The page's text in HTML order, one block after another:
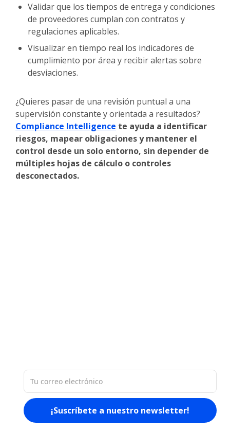
Validar que los tiempos de entrega y condiciones
de proveedores cumplan con contratos y
regulaciones aplicables.
Visualizar en tiempo real los indicadores de
cumplimiento por área y recibir alertas sobre
desviaciones.
¿Quieres pasar de una revisión puntual a una
supervisión constante y orientada a resultados?
Compliance Intelligence te ayuda a identificar
riesgos, mapear obligaciones y mantener el
control desde un solo entorno, sin depender de
múltiples hojas de cálculo o controles
desconectados.